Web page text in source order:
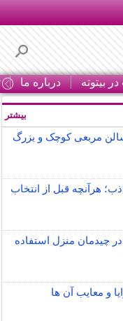
در بیتوته درباره ما
مربعی کوچک و بزرگ
هرآنچه قبل از انتخاب
چیدمان منزل استفاده
و معایب آن ها
بیشتر